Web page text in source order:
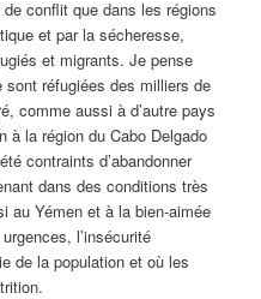
conflit que dans les régions
et par la sécheresse,
et migrants. Je pense
réfugiées des milliers de
comme aussi à d’autre pays
à la région du Cabo Delgado
contraints d’abandonner
dans des conditions très
au Yémen et à la bien-aimée
l’insécurité
de la population et où les